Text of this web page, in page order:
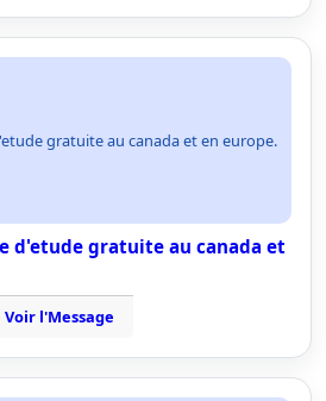
gratuite au canada et en europe.
d'etude gratuite au canada et
Voir l'Message